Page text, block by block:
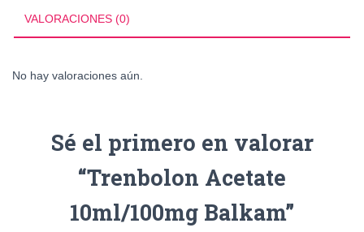
VALORACIONES (0)
No hay valoraciones aún.
Sé el primero en valorar
“Trenbolon Acetate
10ml/100mg Balkam”